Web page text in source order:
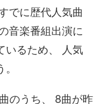
でに歴代人気曲
音楽番組出演に
いるため、 人気
のうち、 8曲が昨